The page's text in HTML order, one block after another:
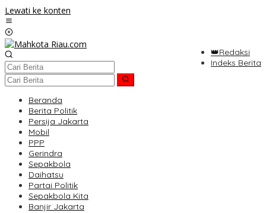
Lewati ke konten
👑Redaksi
Indeks Berita
Beranda
Berita Politik
Persija Jakarta
Mobil
PPP
Gerindra
Sepakbola
Daihatsu
Partai Politik
Sepakbola Kita
Banjir Jakarta